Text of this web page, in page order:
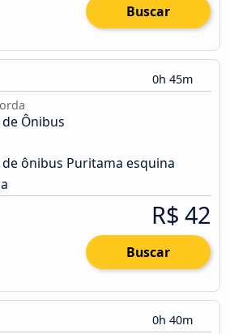
Buscar
0h 45m
Ônibus
de ônibus Puritama esquina
R$ 42
Buscar
0h 40m